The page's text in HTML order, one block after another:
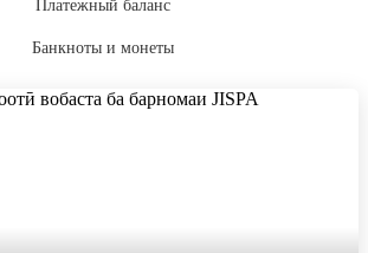
Платежный баланс
Банкноты и монеты